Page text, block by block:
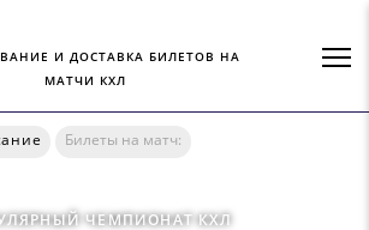
И ДОСТАВКА БИЛЕТОВ НА
МАТЧИ КХЛ
Билеты на матч:
ЧЕМПИОНАТ КХЛ